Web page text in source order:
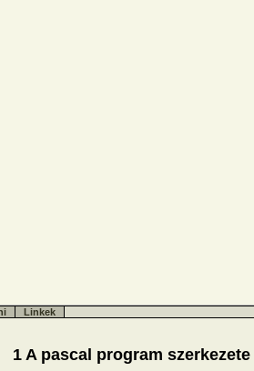
Linkek
1 A pascal program szerkezete